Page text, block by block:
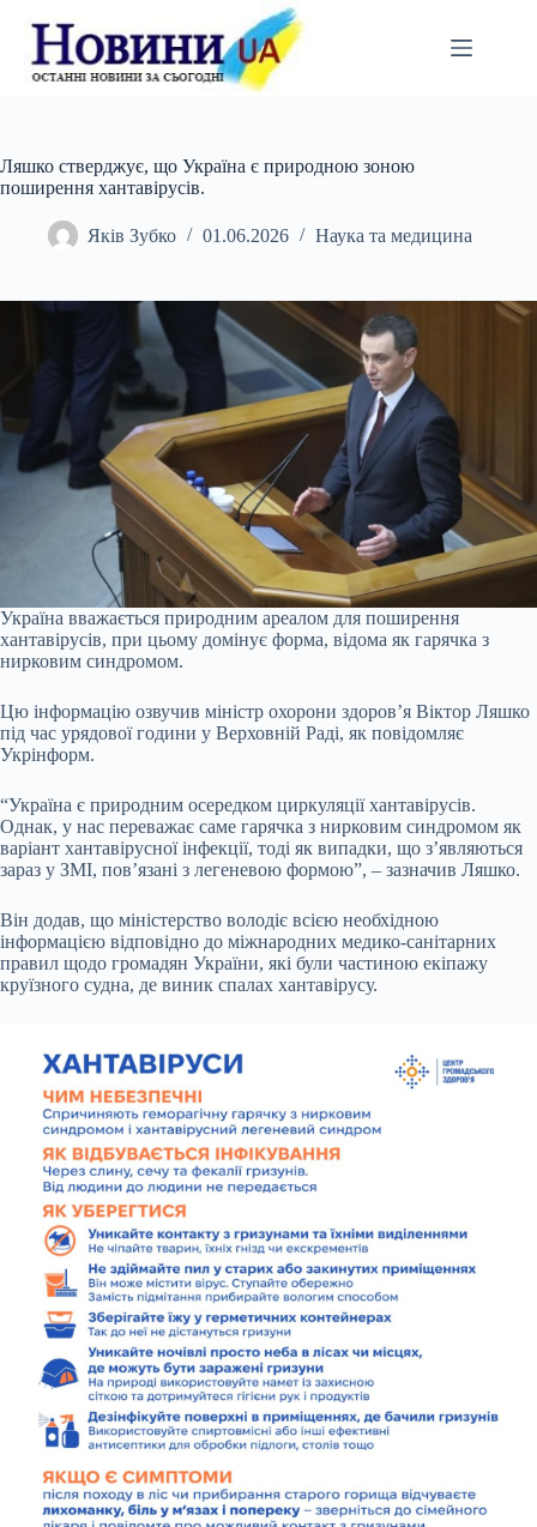
вмісту
Ляшко стверджує, що Україна є природною зоною
поширення хантавірусів.
Яків Зубко 01.06.2026 Наука та медицина
Україна вважається природним ареалом для поширення
хантавірусів, при цьому домінує форма, відома як гарячка з
нирковим синдромом.
Цю інформацію озвучив міністр охорони здоров’я Віктор Ляшко
під час урядової години у Верховній Раді, як повідомляє
Укрінформ.
“Україна є природним осередком циркуляції хантавірусів.
Однак, у нас переважає саме гарячка з нирковим синдромом як
варіант хантавірусної інфекції, тоді як випадки, що з’являються
зараз у ЗМІ, пов’язані з легеневою формою”, – зазначив Ляшко.
Він додав, що міністерство володіє всією необхідною
інформацією відповідно до міжнародних медико-санітарних
правил щодо громадян України, які були частиною екіпажу
круїзного судна, де виник спалах хантавірусу.